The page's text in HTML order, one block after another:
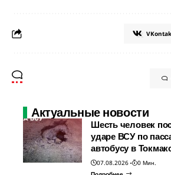
Актуальные новости
Шесть человек
ударе ВСУ по
автобусу в
07.08.2026
0 Мин.